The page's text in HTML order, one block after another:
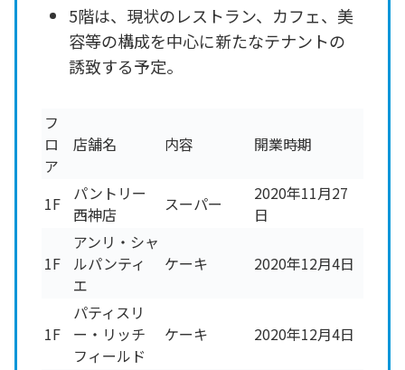
5階は、現状のレストラン、カフェ、美
容等の構成を中心に新たなテナントの
誘致する予定。
フ
ロ
ア
店舗名 内容 開業時期
1F
パントリー
西神店
スーパー
2020年11月27
日
1F
アンリ・シャ
ルパンティ
エ
ケーキ 2020年12月4日
1F
パティスリ
ー・リッチ
フィールド
ケーキ 2020年12月4日